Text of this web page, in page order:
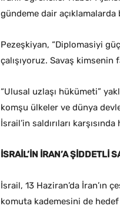
gündeme dair açıklamalarda
Pezeşkiyan, “Diplomasiyi
çalışıyoruz. Savaş kimsenin
“Ulusal uzlaşı hükümeti”
komşu ülkeler ve dünya
İsrail’in saldırıları
İSRAİL’İN İRAN’A ŞİDDETLİ
İsrail, 13 Haziran’da
komuta kademesini de hedef